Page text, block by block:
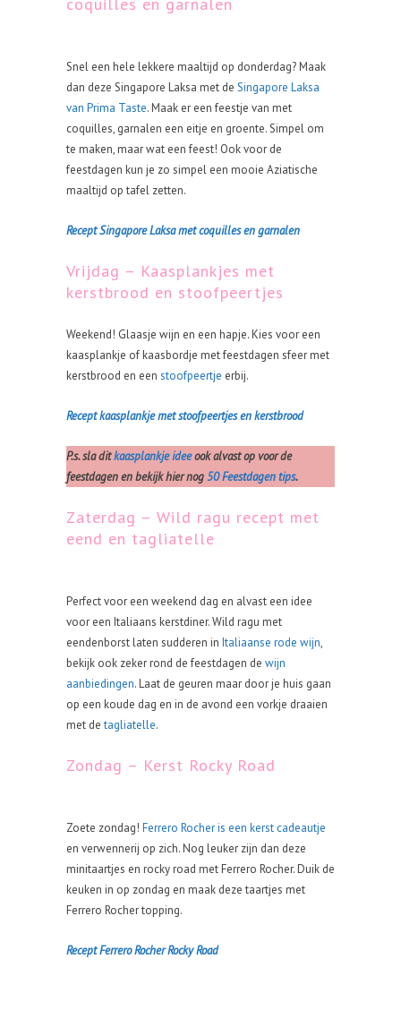
Snel een hele lekkere maaltijd op donderdag? Maak
dan deze Singapore Laksa met de Singapore Laksa
van Prima Taste. Maak er een feestje van met
coquilles, garnalen een eitje en groente. Simpel om
te maken, maar wat een feest! Ook voor de
feestdagen kun je zo simpel een mooie Aziatische
maaltijd op tafel zetten.
Recept SingaporeLaksa met coquilles en garnalen
Vrijdag – Kaasplankjes met
kerstbrood en stoofpeertjes
Weekend! Glaasje wijn en een hapje. Kies voor een
kaasplankje of kaasbordje met feestdagen sfeer met
kerstbrood en een stoofpeertje erbij.
Recept kaasplankje met stoofpeertjes en kerstbrood
P.s. sla ditkaasplankje ideeook alvast op voor de
feestdagen en bekijk hier nog50 Feestdagen tips.
Zaterdag – Wild ragu recept met
eend en tagliatelle
Perfect voor een weekend dag en alvast een idee
voor een Italiaans kerstdiner. Wild ragu met
eendenborst laten sudderen in Italiaanse rode wijn,
bekijk ook zeker rond de feestdagen de wijn
aanbiedingen. Laat de geuren maar door je huis gaan
op een koude dag en in de avond een vorkje draaien
met detagliatelle.
Zondag – Kerst Rocky Road
Zoete zondag! Ferrero Rocher is een kerst cadeautje
en verwennerij op zich. Nog leuker zijn dan deze
minitaartjes en rocky road met Ferrero Rocher. Duik de
keuken in op zondag en maak deze taartjes met
Ferrero Rocher topping.
Recept Ferrero Rocher Rocky Road